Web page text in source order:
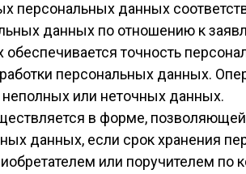
персональных данных
данных по отношению к
точность
персональных данных.
или неточных данных.
в форме,
данных, если срок хранения
или поручителем